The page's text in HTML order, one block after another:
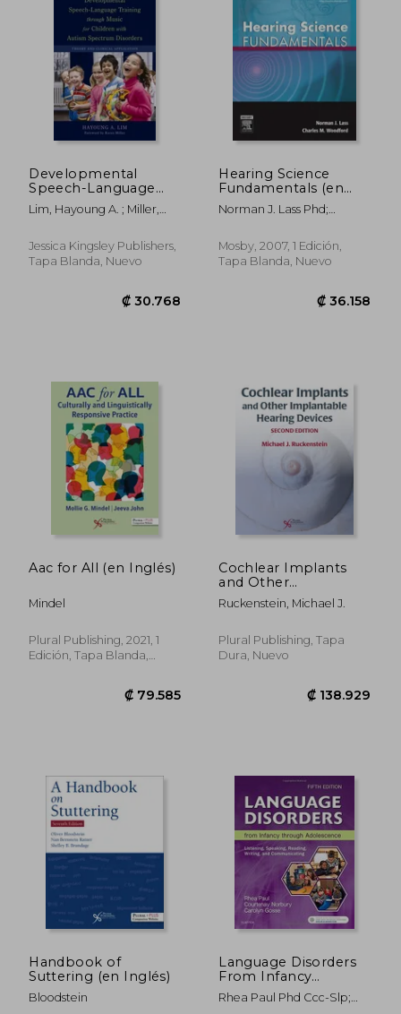
₡ 86.370
Developmental
Speech-Language
Training Through
Music for Children
Spectrum Disorders:
Theory and Clinical
Lim, Hayoung A. ; Miller,
Jessica Kingsley Publishers,
Tapa Blanda, Nuevo
₡ 30.768
Hearing Science
Fundamentals (en
Inglés)
Norman J. Lass Phd;
Mosby, 2007, 1 Edición,
Tapa Blanda, Nuevo
₡
Aac for All (en Inglés)
Mindel
Plural Publishing, 2021, 1
Edición, Tapa Blanda,
Cochlear Implants
and Other
Implantable Hearing
Devices (en Inglés)
Ruckenstein, Michael J.
Plural Publishing, Tapa
Dura, Nuevo
Handbook of
Suttering (en Inglés)
Bloodstein
Language Disorders
From Infancy
Through
Adolescence:
Rhea Paul Phd Ccc-Slp;